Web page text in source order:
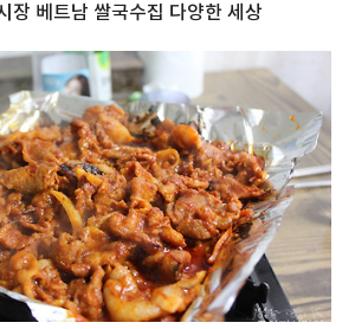
장 베트남 쌀국수집 다양한 세상